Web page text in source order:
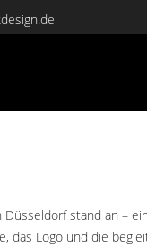
stand an –
Logo und die